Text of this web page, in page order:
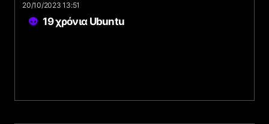
20/10/2023 13:51
19 χρόνια Ubuntu